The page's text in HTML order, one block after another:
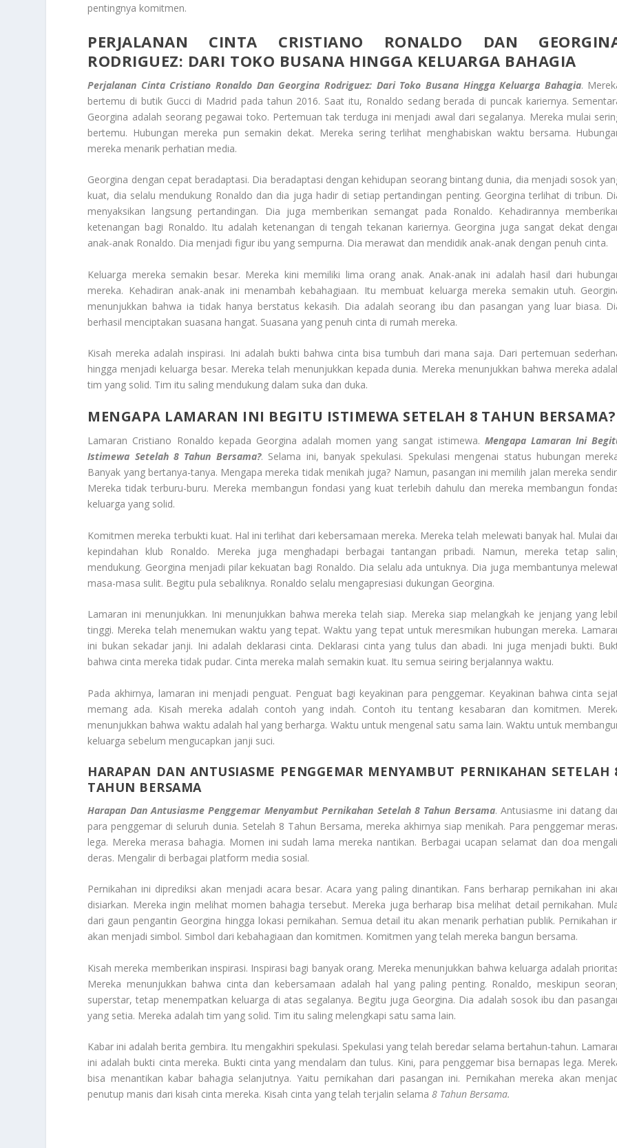
pentingnya komitmen.
PERJALANAN CINTA CRISTIANO RONALDO DAN
RODRIGUEZ: DARI TOKO BUSANA HINGGA KELUARGA BAHAGIA
Perjalanan Cinta Cristiano Ronaldo Dan Georgina Rodriguez: Dari Toko Busana Hingga Keluarga Bahagia.
bertemu di butik Gucci di Madrid pada tahun 2016. Saat itu, Ronaldo sedang berada di puncak kariernya.
Georgina adalah seorang pegawai toko. Pertemuan tak terduga ini menjadi awal dari segalanya. Mereka mulai
bertemu. Hubungan mereka pun semakin dekat. Mereka sering terlihat menghabiskan waktu bersama.
mereka menarik perhatian media.
Georgina dengan cepat beradaptasi. Dia beradaptasi dengan kehidupan seorang bintang dunia, dia menjadi sosok
kuat, dia selalu mendukung Ronaldo dan dia juga hadir di setiap pertandingan penting. Georgina terlihat di tribun.
menyaksikan langsung pertandingan. Dia juga memberikan semangat pada Ronaldo. Kehadirannya
ketenangan bagi Ronaldo. Itu adalah ketenangan di tengah tekanan kariernya. Georgina juga sangat dekat
anak-anak Ronaldo. Dia menjadi figur ibu yang sempurna. Dia merawat dan mendidik anak-anak dengan penuh cinta.
Keluarga mereka semakin besar. Mereka kini memiliki lima orang anak. Anak-anak ini adalah hasil dari
mereka. Kehadiran anak-anak ini menambah kebahagiaan. Itu membuat keluarga mereka semakin utuh.
menunjukkan bahwa ia tidak hanya berstatus kekasih. Dia adalah seorang ibu dan pasangan yang luar biasa.
berhasil menciptakan suasana hangat. Suasana yang penuh cinta di rumah mereka.
Kisah mereka adalah inspirasi. Ini adalah bukti bahwa cinta bisa tumbuh dari mana saja. Dari pertemuan
hingga menjadi keluarga besar. Mereka telah menunjukkan kepada dunia. Mereka menunjukkan bahwa mereka
tim yang solid. Tim itu saling mendukung dalam suka dan duka.
MENGAPA LAMARAN INI BEGITU ISTIMEWA SETELAH 8 TAHUN BERSAMA?
Lamaran Cristiano Ronaldo kepada Georgina adalah momen yang sangat istimewa. Mengapa Lamaran Ini
Istimewa Setelah 8 Tahun Bersama?. Selama ini, banyak spekulasi. Spekulasi mengenai status hubungan
Banyak yang bertanya-tanya. Mengapa mereka tidak menikah juga? Namun, pasangan ini memilih jalan mereka
Mereka tidak terburu-buru. Mereka membangun fondasi yang kuat terlebih dahulu dan mereka membangun
keluarga yang solid.
Komitmen mereka terbukti kuat. Hal ini terlihat dari kebersamaan mereka. Mereka telah melewati banyak hal. Mulai
kepindahan klub Ronaldo. Mereka juga menghadapi berbagai tantangan pribadi. Namun, mereka tetap
mendukung. Georgina menjadi pilar kekuatan bagi Ronaldo. Dia selalu ada untuknya. Dia juga membantunya
masa-masa sulit. Begitu pula sebaliknya. Ronaldo selalu mengapresiasi dukungan Georgina.
Lamaran ini menunjukkan. Ini menunjukkan bahwa mereka telah siap. Mereka siap melangkah ke jenjang yang
tinggi. Mereka telah menemukan waktu yang tepat. Waktu yang tepat untuk meresmikan hubungan mereka.
ini bukan sekadar janji. Ini adalah deklarasi cinta. Deklarasi cinta yang tulus dan abadi. Ini juga menjadi bukti.
bahwa cinta mereka tidak pudar. Cinta mereka malah semakin kuat. Itu semua seiring berjalannya waktu.
Pada akhirnya, lamaran ini menjadi penguat. Penguat bagi keyakinan para penggemar. Keyakinan bahwa cinta
memang ada. Kisah mereka adalah contoh yang indah. Contoh itu tentang kesabaran dan komitmen.
menunjukkan bahwa waktu adalah hal yang berharga. Waktu untuk mengenal satu sama lain. Waktu untuk
keluarga sebelum mengucapkan janji suci.
HARAPAN DAN ANTUSIASME PENGGEMAR MENYAMBUT PERNIKAHAN SETELAH
TAHUN BERSAMA
Harapan Dan Antusiasme Penggemar Menyambut Pernikahan Setelah 8 Tahun Bersama. Antusiasme ini datang
para penggemar di seluruh dunia. Setelah 8 Tahun Bersama, mereka akhirnya siap menikah. Para penggemar
lega. Mereka merasa bahagia. Momen ini sudah lama mereka nantikan. Berbagai ucapan selamat dan doa
deras. Mengalir di berbagai platform media sosial.
Pernikahan ini diprediksi akan menjadi acara besar. Acara yang paling dinantikan. Fans berharap pernikahan ini
disiarkan. Mereka ingin melihat momen bahagia tersebut. Mereka juga berharap bisa melihat detail pernikahan.
dari gaun pengantin Georgina hingga lokasi pernikahan. Semua detail itu akan menarik perhatian publik. Pernikahan
akan menjadi simbol. Simbol dari kebahagiaan dan komitmen. Komitmen yang telah mereka bangun bersama.
Kisah mereka memberikan inspirasi. Inspirasi bagi banyak orang. Mereka menunjukkan bahwa keluarga adalah
Mereka menunjukkan bahwa cinta dan kebersamaan adalah hal yang paling penting. Ronaldo, meskipun
superstar, tetap menempatkan keluarga di atas segalanya. Begitu juga Georgina. Dia adalah sosok ibu dan
yang setia. Mereka adalah tim yang solid. Tim itu saling melengkapi satu sama lain.
Kabar ini adalah berita gembira. Itu mengakhiri spekulasi. Spekulasi yang telah beredar selama bertahun-tahun.
ini adalah bukti cinta mereka. Bukti cinta yang mendalam dan tulus. Kini, para penggemar bisa bernapas lega.
bisa menantikan kabar bahagia selanjutnya. Yaitu pernikahan dari pasangan ini. Pernikahan mereka akan
penutup manis dari kisah cinta mereka. Kisah cinta yang telah terjalin selama8 Tahun Bersama.